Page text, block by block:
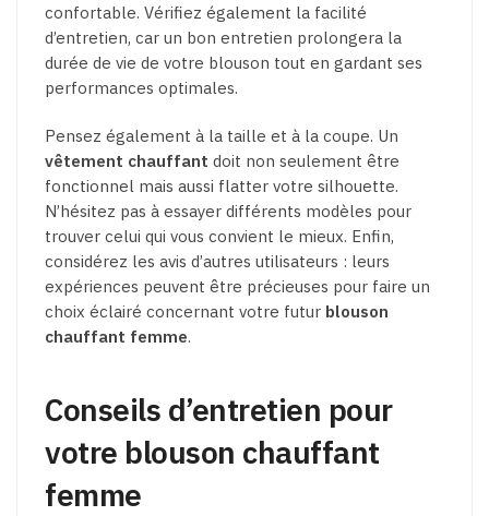
confortable. Vérifiez également la facilité
d’entretien, car un bon entretien prolongera la
durée de vie de votre blouson tout en gardant ses
performances optimales.
Pensez également à la taille et à la coupe. Un
vêtement chauffant doit non seulement être
fonctionnel mais aussi flatter votre silhouette.
N’hésitez pas à essayer différents modèles pour
trouver celui qui vous convient le mieux. Enfin,
considérez les avis d’autres utilisateurs : leurs
expériences peuvent être précieuses pour faire un
choix éclairé concernant votre futur blouson
chauffant femme.
Conseils d’entretien pour
votre blouson chauffant
femme